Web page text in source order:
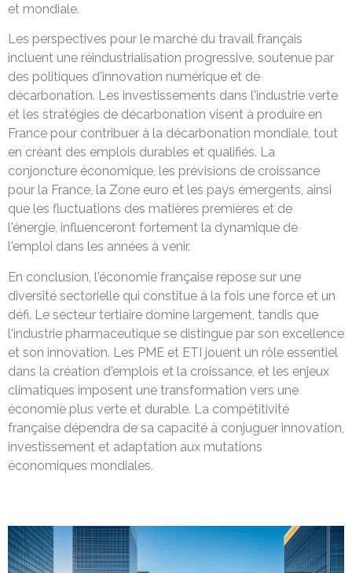
et mondiale.
Les perspectives pour le marché du travail français
incluent une réindustrialisation progressive, soutenue par
des politiques d'innovation numérique et de
décarbonation. Les investissements dans l'industrie verte
et les stratégies de décarbonation visent à produire en
France pour contribuer à la décarbonation mondiale, tout
en créant des emplois durables et qualifiés. La
conjoncture économique, les prévisions de croissance
pour la France, la Zone euro et les pays émergents, ainsi
que les fluctuations des matières premières et de
l'énergie, influenceront fortement la dynamique de
l'emploi dans les années à venir.
En conclusion, l'économie française repose sur une
diversité sectorielle qui constitue à la fois une force et un
défi. Le secteur tertiaire domine largement, tandis que
l'industrie pharmaceutique se distingue par son excellence
et son innovation. Les PME et ETI jouent un rôle essentiel
dans la création d'emplois et la croissance, et les enjeux
climatiques imposent une transformation vers une
économie plus verte et durable. La compétitivité
française dépendra de sa capacité à conjuguer innovation,
investissement et adaptation aux mutations
économiques mondiales.